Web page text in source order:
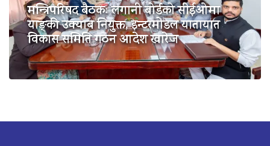
मन्त्रिपरिषद बैठकः लगानी बोर्डको सीईओमा
याङ्की उक्याब नियुक्त, इन्टरमोडल यातायात
विकास समिति गठन आदेश खारेज